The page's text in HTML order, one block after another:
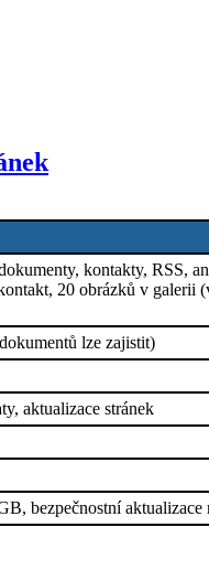
kontakty, RSS,
20 obrázků v galerii
lze zajistit)
aktualizace stránek
bezpečnostní aktualizace